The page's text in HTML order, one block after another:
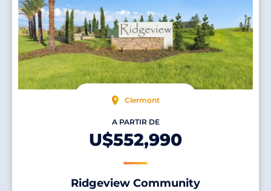
Clermont
A PARTIR DE
U$552,990
Ridgeview Community